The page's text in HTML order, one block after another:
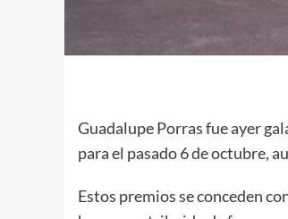
Guadalupe Porras fue ayer
para el pasado 6 de octubre,
Estos premios se conceden